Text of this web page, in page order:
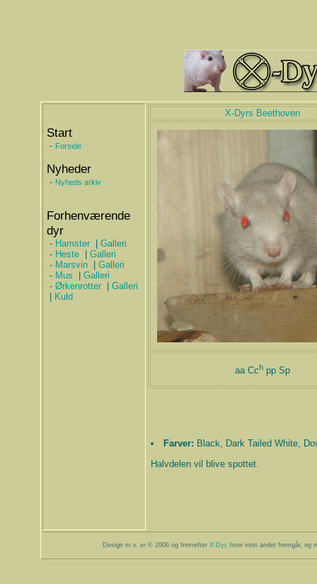
Start
- Forside
Nyheder
- Nyheds arkiv
Forhenværende
dyr
- Hamster| Galleri
- Heste| Galleri
- Marsvin| Galleri
- Mus | Galleri
- Ørkenrotter| Galleri
| Kuld
X-Dyrs Beethoven
aa Cch pp Sp
Farver: Black, Dark Tailed White,
Halvdelen vil blive spottet.
Design m.v. er © 2006 og fremefter X-Dyr, hvor intet andet fremgår, og